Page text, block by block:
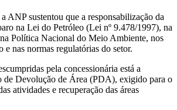
ANP sustentou que a responsabilização da
na Lei do Petróleo (Lei nº 9.478/1997), na
Política Nacional do Meio Ambiente, nos
e nas normas regulatórias do setor.
pela concessionária está a
de Devolução de Área (PDA), exigido para o
atividades e recuperação das áreas